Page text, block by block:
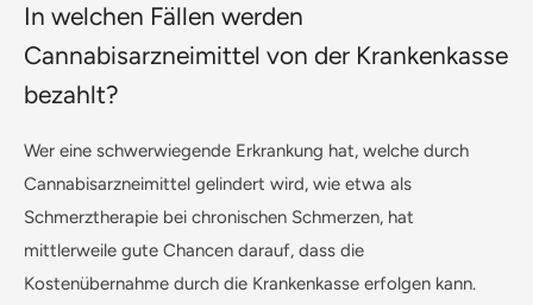
In welchen Fällen werden
Cannabisarzneimittel von der Krankenkasse
bezahlt?
Wer eine schwerwiegende Erkrankung hat, welche durch
Cannabisarzneimittel gelindert wird, wie etwa als
Schmerztherapie bei chronischen Schmerzen, hat
mittlerweile gute Chancen darauf, dass die
Kostenübernahme durch die Krankenkasse erfolgen kann.